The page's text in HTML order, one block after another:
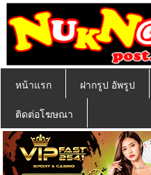
หน้าแรก ฝากรูป อัพรูป
ติดต่อโฆษณา